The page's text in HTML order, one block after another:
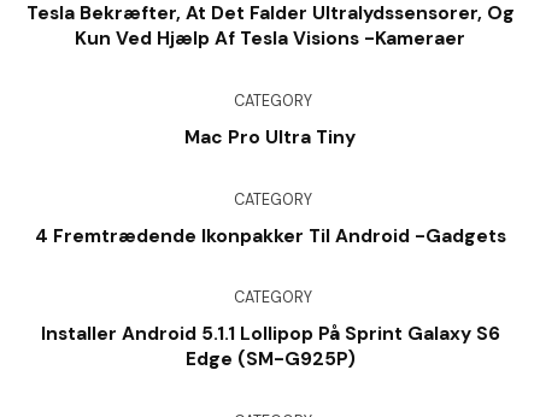
Tesla Bekræfter, At Det Falder Ultralydssensorer, Og
Kun Ved Hjælp Af Tesla Visions -kameraer
CATEGORY
Mac Pro Ultra Tiny
CATEGORY
4 Fremtrædende Ikonpakker Til Android -gadgets
CATEGORY
Installer Android 5.1.1 Lollipop På Sprint Galaxy S6
Edge (SM-G925P)